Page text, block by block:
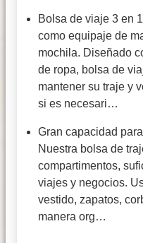
Bolsa de viaje 3 en
como equipaje de
mochila. Diseñado
de ropa, bolsa de
mantener su traje y
si es necesari…
Gran capacidad
Nuestra bolsa de
compartimentos,
viajes y negocios.
vestido, zapatos,
manera org…